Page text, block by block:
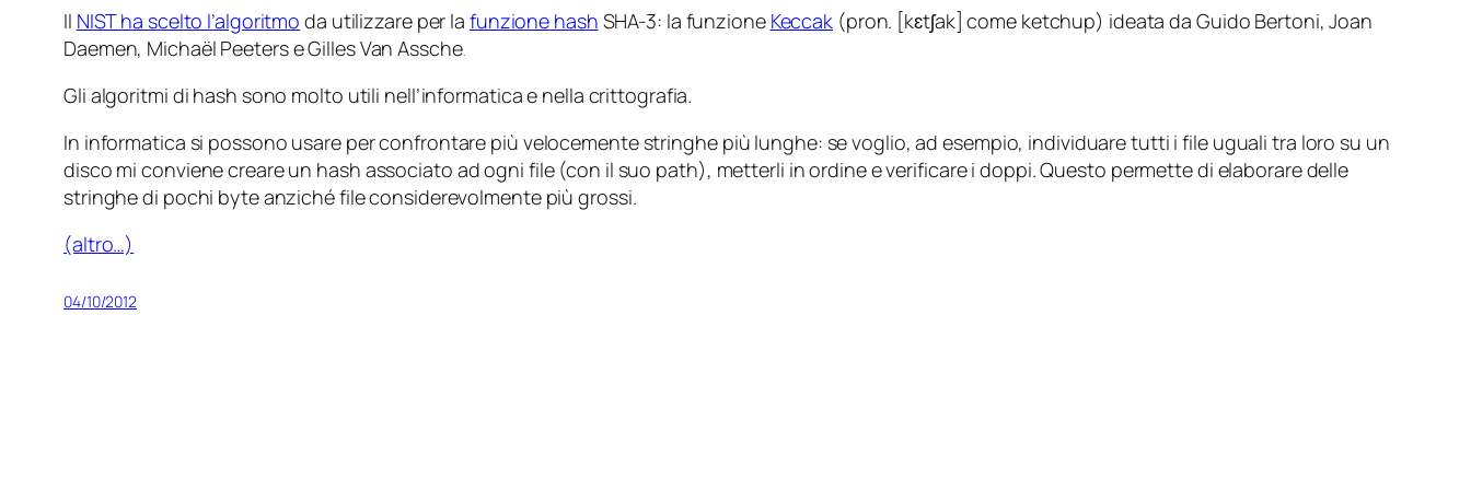
Il NIST ha scelto l’algoritmo da utilizzare per la funzione hash SHA-3: la funzione Keccak (pron. [kɛtʃak] come ketchup) ideata da Guido Bertoni, Joan
Daemen, Michaël Peeters e Gilles Van Assche.
Gli algoritmi di hash sono molto utili nell’informatica e nella crittografia.
In informatica si possono usare per confrontare più velocemente stringhe più lunghe: se voglio, ad esempio, individuare tutti i file uguali tra loro su un
disco mi conviene creare un hash associato ad ogni file (con il suo path), metterli in ordine e verificare i doppi. Questo permette di elaborare delle
stringhe di pochi byte anziché file considerevolmente più grossi.
(altro…)
04/10/2012